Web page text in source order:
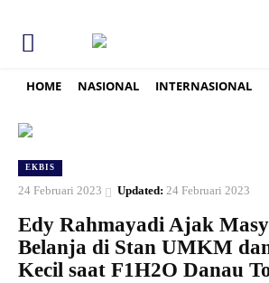
HOME NASIONAL INTERNASIONAL
EKBIS
24 Februari 2023 Updated: 24 Februari 2023
Edy Rahmayadi Ajak
Belanja di Stan UMKM
Kecil saat F1H2O Danau